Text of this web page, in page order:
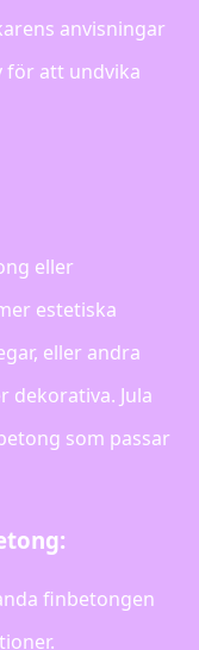
anvisningar
för att undvika
eller
estetiska
eller andra
dekorativa. Jula
som passar
finbetongen